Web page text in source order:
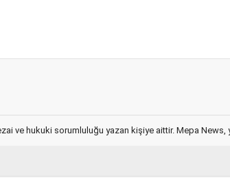
ve hukuki sorumluluğu yazan kişiye aittir. Mepa